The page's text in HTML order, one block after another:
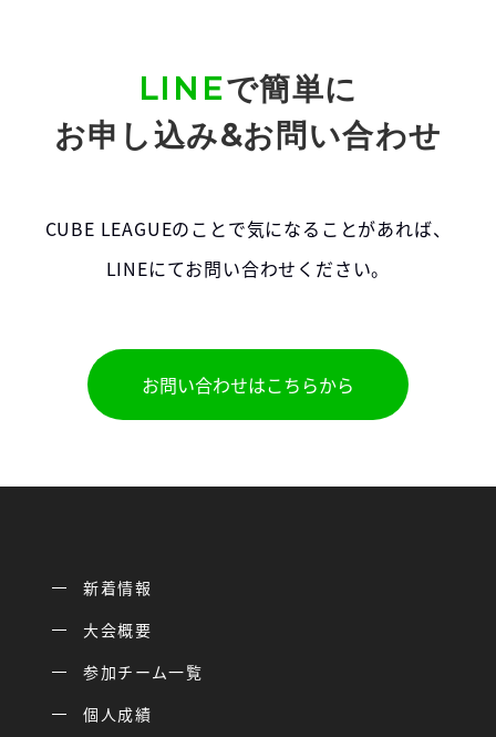
LINEで簡単に
お申し込み&お問い合わせ
CUBE LEAGUEのことで気になることがあれば、
LINEにてお問い合わせください。
お問い合わせはこちらから
新着情報
大会概要
参加チーム一覧
個人成績